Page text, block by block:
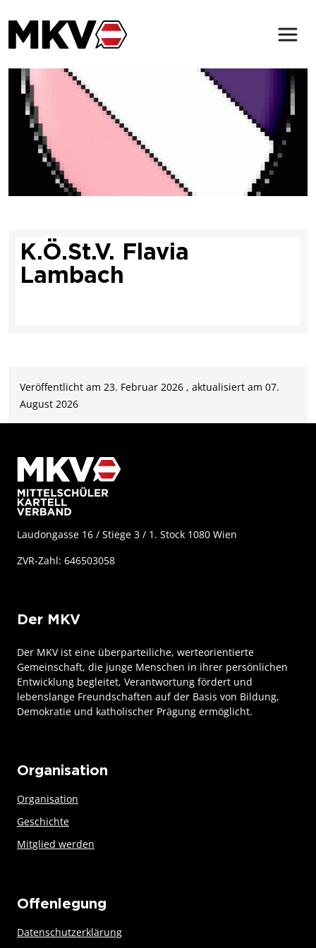
Zum Inhalt der Seite springen
Der MKV
Verbindungen
Magazin
Service & Kontakt
(öffnet in neuem Tab)
K.Ö.St.V. Flavia
Lambach
Veröffentlicht am 23. Februar 2026 , aktualisiert am 07.
August 2026
Laudongasse 16 / Stiege 3 / 1. Stock 1080 Wien
ZVR-Zahl: 646503058
Der MKV
Der MKV ist eine überparteiliche, werteorientierte
Gemeinschaft, die junge Menschen in ihrer persönlichen
Entwicklung begleitet, Verantwortung fördert und
lebenslange Freundschaften auf der Basis von Bildung,
Demokratie und katholischer Prägung ermöglicht.
Organisation
Organisation
Geschichte
Mitglied werden
Offenlegung
Datenschutzerklärung